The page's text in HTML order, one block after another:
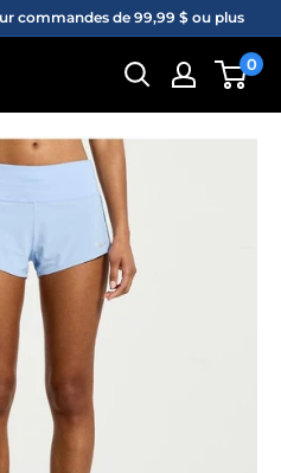
commandes de 99,99 $ ou plus
0